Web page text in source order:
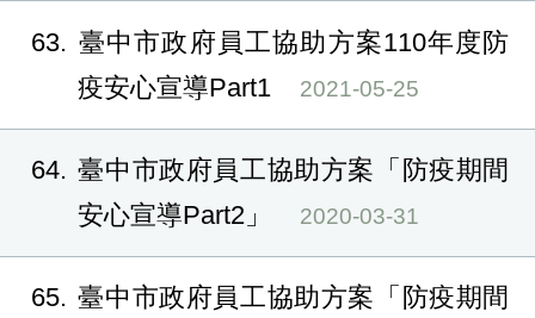
63
臺中市政府員工協助方案110年度防
疫安心宣導Part1
2021-05-25
64 臺中市政府員工協助方案「防疫期間
安心宣導Part2」
2020-03-31
65 臺中市政府員工協助方案「防疫期間